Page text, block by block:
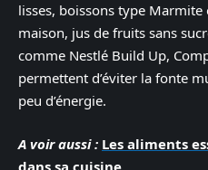
lisses, boissons type
maison, jus de fruits sans
comme Nestlé Build Up,
permettent d’éviter la fonte
peu d’énergie.
A voir aussi : Les aliments
dans sa cuisine